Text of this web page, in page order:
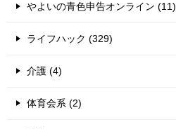
やよいの青色申告オンライン (11)
ライフハック (329)
介護 (4)
体育会系 (2)